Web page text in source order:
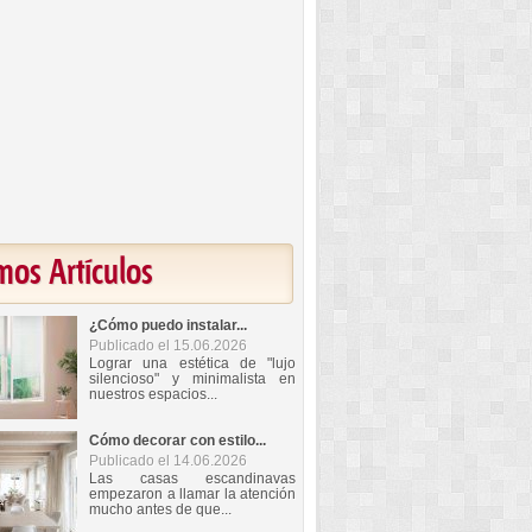
Artículos
¿Cómo puedo instalar...
Publicado el 15.06.2026
Lograr una estética de "lujo
silencioso" y minimalista en
nuestros espacios...
Cómo decorar con estilo...
Publicado el 14.06.2026
Las casas escandinavas
empezaron a llamar la atención
mucho antes de que...